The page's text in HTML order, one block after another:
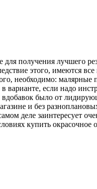
получения лучшего
этого, имеются
необходимо:
в варианте, если надо
вдобавок было от
и без
деле заинтересует
купить окрасочное